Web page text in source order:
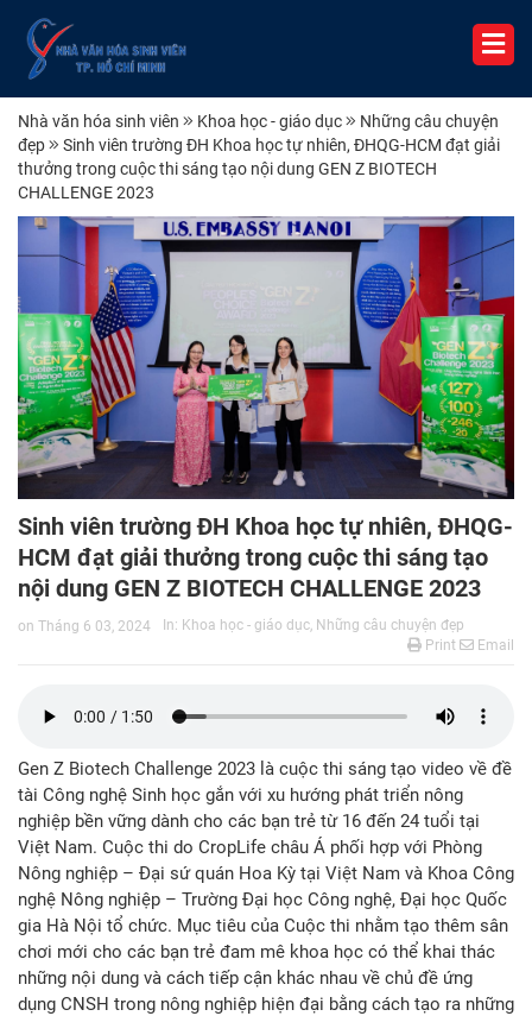
Nhà văn hóa sinh viên Khoa học - giáo dục
Những câu chuyện
đẹp
Sinh viên trường ĐH Khoa học tự nhiên, ĐHQG-HCM đạt giải
thưởng trong cuộc thi sáng tạo nội dung GEN Z BIOTECH
CHALLENGE 2023
Sinh viên trường ĐH Khoa học tự nhiên, ĐHQG-
HCM đạt giải thưởng trong cuộc thi sáng tạo
nội dung GEN Z BIOTECH CHALLENGE 2023
on Tháng 6 03, 2024 In: Khoa học - giáo dục Những câu chuyện đẹp
Print
Email
Gen Z Biotech Challenge 2023 là cuộc thi sáng tạo video về đề
tài Công nghệ Sinh học gắn với xu hướng phát triển nông
nghiệp bền vững dành cho các bạn trẻ từ 16 đến 24 tuổi tại
Việt Nam. Cuộc thi do CropLife châu Á phối hợp với Phòng
Nông nghiệp – Đại sứ quán Hoa Kỳ tại Việt Nam và Khoa Công
nghệ Nông nghiệp – Trường Đại học Công nghệ, Đại học Quốc
gia Hà Nội tổ chức. Mục tiêu của Cuộc thi nhằm tạo thêm sân
chơi mới cho các bạn trẻ đam mê khoa học có thể khai thác
những nội dung và cách tiếp cận khác nhau về chủ đề ứng
dụng CNSH trong nông nghiệp hiện đại bằng cách tạo ra những